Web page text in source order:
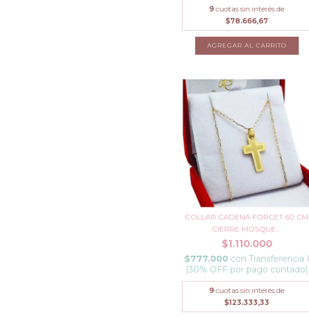
9 cuotas sin interés de
$78.666,67
AGREGAR AL CARRITO
COLLAR CADENA FORCET 60 CM
CIERRE MOSQUE...
$1.110.000
$777.000 con Transferencia I
(30% OFF por pago contado)
9 cuotas sin interés de
$123.333,33